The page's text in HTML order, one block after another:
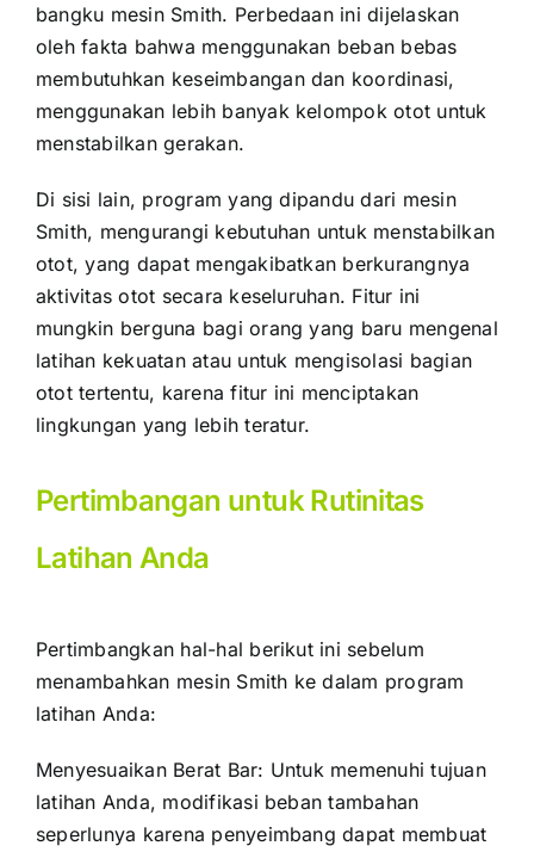
bangku mesin Smith. Perbedaan ini dijelaskan
oleh fakta bahwa menggunakan beban bebas
membutuhkan keseimbangan dan koordinasi,
menggunakan lebih banyak kelompok otot untuk
menstabilkan gerakan.
Di sisi lain, program yang dipandu dari mesin
Smith, mengurangi kebutuhan untuk menstabilkan
otot, yang dapat mengakibatkan berkurangnya
aktivitas otot secara keseluruhan. Fitur ini
mungkin berguna bagi orang yang baru mengenal
latihan kekuatan atau untuk mengisolasi bagian
otot tertentu, karena fitur ini menciptakan
lingkungan yang lebih teratur.
Pertimbangan untuk Rutinitas
Latihan Anda
Pertimbangkan hal-hal berikut ini sebelum
menambahkan mesin Smith ke dalam program
latihan Anda:
Menyesuaikan Berat Bar: Untuk memenuhi tujuan
latihan Anda, modifikasi beban tambahan
seperlunya karena penyeimbang dapat membuat